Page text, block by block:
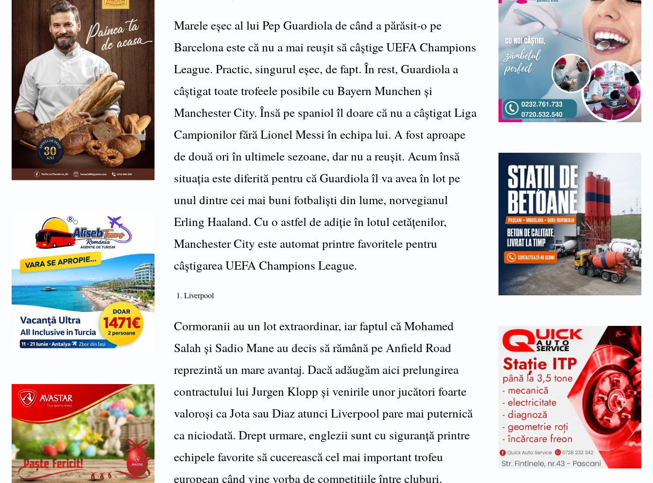
Marele eșec al lui Pep Guardiola de când a părăsit-o pe
Barcelona este că nu a mai reușit să câștige UEFA Champions
League. Practic, singurul eșec, de fapt. În rest, Guardiola a
câștigat toate trofeele posibile cu Bayern Munchen și
Manchester City. Însă pe spaniol îl doare că nu a câștigat Liga
Campionilor fără Lionel Messi în echipa lui. A fost aproape
de două ori în ultimele sezoane, dar nu a reușit. Acum însă
situația este diferită pentru că Guardiola îl va avea în lot pe
unul dintre cei mai buni fotbaliști din lume, norvegianul
Erling Haaland. Cu o astfel de adiție în lotul cetățenilor,
Manchester City este automat printre favoritele pentru
câștigarea UEFA Champions League.
Liverpool
Cormoranii au un lot extraordinar, iar faptul că Mohamed
Salah și Sadio Mane au decis să rămână pe Anfield Road
reprezintă un mare avantaj. Dacă adăugăm aici prelungirea
contractului lui Jurgen Klopp și venirile unor jucători foarte
valoroși ca Jota sau Diaz atunci Liverpool pare mai puternică
ca niciodată. Drept urmare, englezii sunt cu siguranță printre
echipele favorite să cucerească cel mai important trofeu
european când vine vorba de competițiile între cluburi.